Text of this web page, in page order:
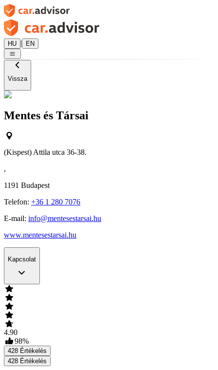
HU | EN
Vissza
Mentes és Társai
(Kispest) Attila utca 36-38.
,
1191 Budapest
Telefon: +36 1 280 7076
E-mail: info@mentesestarsai.hu
www.mentesestarsai.hu
Kapcsolat
4.90
98%
428 Értékelés
428 Értékelés